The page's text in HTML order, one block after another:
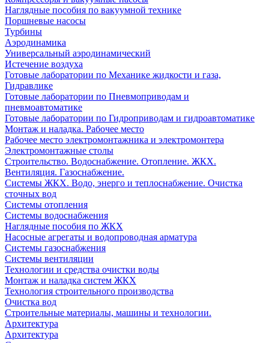
Наглядные пособия по вакуумной технике
Поршневые насосы
Турбины
Аэродинамика
Универсальный аэродинамический
Истечение воздуха
Готовые лаборатории по Механике жидкости и газа,
Гидравлике
Готовые лаборатории по Пневмоприводам и
пневмоавтоматике
Готовые лаборатории по Гидроприводам и гидроавтоматике
Монтаж и наладка. Рабочее место
Рабочее место электромонтажника и электромонтера
Электромонтажные столы
Строительство. Водоснабжение. Отопление. ЖКХ.
Вентиляция. Газоснабжение.
Системы ЖКХ. Водо, энерго и теплоснабжение. Очистка
сточных вод
Системы отопления
Системы водоснабжения
Наглядные пособия по ЖКХ
Насосные агрегаты и водопроводная арматура
Системы газоснабжения
Системы вентиляции
Технологии и средства очистки воды
Монтаж и наладка систем ЖКХ
Технология строительного производства
Очистка вод
Строительные материалы, машины и технологии.
Архитектура
Архитектура